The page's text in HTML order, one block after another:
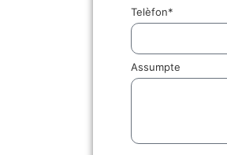
Telèfon*
Assumpte